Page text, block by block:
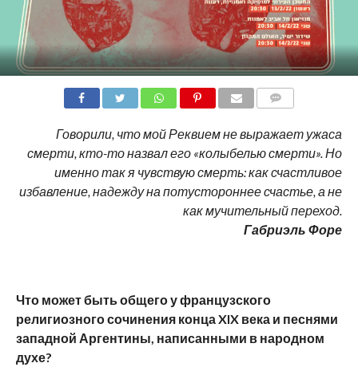
Говорили, что мой Реквием не выражает ужаса
смерти, кто-то назвал его «колыбелью смерти». Но
именно так я чувствую смерть: как счастливое
избавление, надежду на потустороннее счастье, а не
как мучительный переход.
Габриэль Форе
Что может быть общего у французского
религиозного сочинения конца XIX века и песнями
западной Аргентины, написанными в народном
духе?